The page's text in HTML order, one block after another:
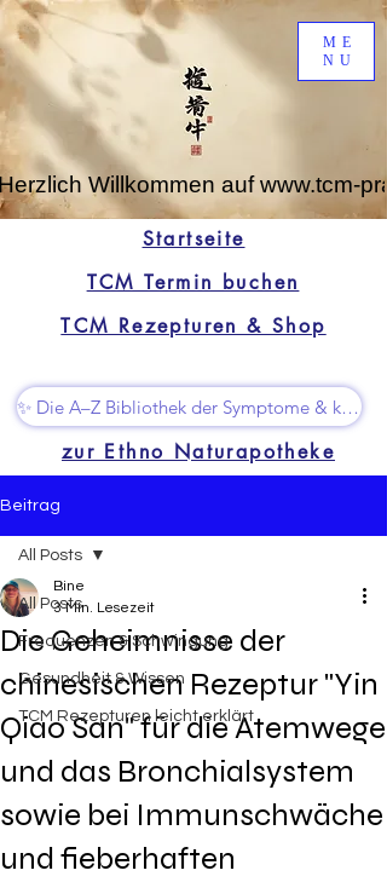
ME
NU
Willkommen auf www.tcm-
✨ Die A–Z Bibliothek der Symptome & kleine Superhelfer
zur Ethno Naturapotheke
TCM Termin buchen
Startseite
TCM Rezepturen & Shop
Beitrag
All Posts
Frequenzen & Schwingung
Gesundheit & Wissen
TCM Rezepturen leicht erklärt
All Posts
Die Geheimnisse der
chinesischen Rezeptur "Yin
Qiao San" für die Atemwege
und das Bronchialsystem
sowie bei Immunschwäche
und fieberhaften
Bine
3 Min. Lesezeit